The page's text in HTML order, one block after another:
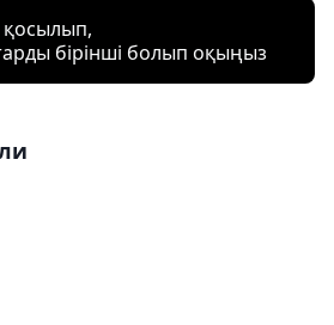
қосылып,
бірінші болып оқыңыз